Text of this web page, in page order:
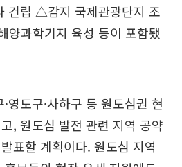
건립 △감지 국제관광단지 조
과학기지 육성 등이 포함됐
영도구·사하구 등 원도심권 현
, 원도심 발전 관련 지역 공약
표할 계획이다. 원도심 지역